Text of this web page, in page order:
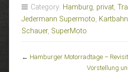
Category: Hamburg, privat,
Jedermann Supermoto, Kartbahn
Schauer, SuperMoto
← Hamburger Motorradtage –
Vorstellung